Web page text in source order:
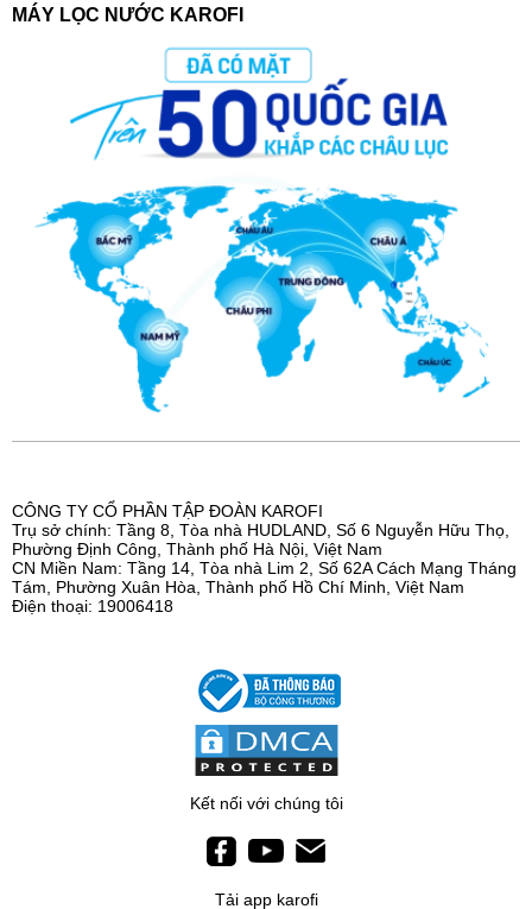
MÁY LỌC NƯỚC KAROFI
CÔNG TY CỔ PHẦN TẬP ĐOÀN KAROFI
Trụ sở chính: Tầng 8, Tòa nhà HUDLAND, Số 6 Nguyễn Hữu Thọ,
Phường Định Công, Thành phố Hà Nội, Việt Nam
CN Miền Nam: Tầng 14, Tòa nhà Lim 2, Số 62A Cách Mạng Tháng
Tám, Phường Xuân Hòa, Thành phố Hồ Chí Minh, Việt Nam
Điện thoại: 19006418
Kết nối với chúng tôi
Tải app karofi